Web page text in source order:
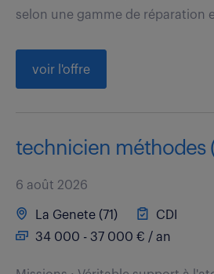
selon une gamme de réparation
voir l'offre
technicien méthodes
6 août 2026
La Genete (71)
CDI
34 000 - 37 000 € / an